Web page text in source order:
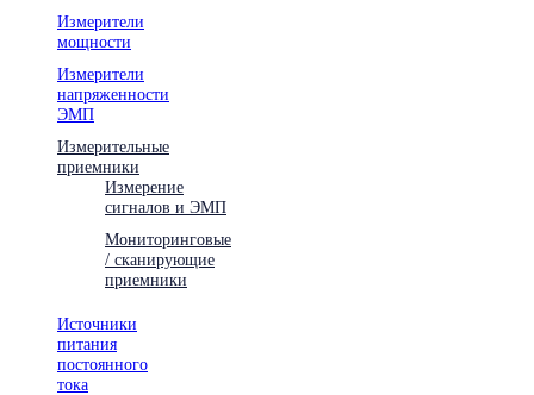
Измерители
мощности
Измерители
напряженности
ЭМП
Измерительные
приемники
Измерение
сигналов и ЭМП
Мониторинговые
/ сканирующие
приемники
Источники
питания
постоянного
тока